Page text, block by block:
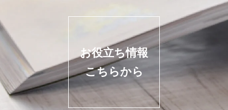
お役立ち情報
こちらから